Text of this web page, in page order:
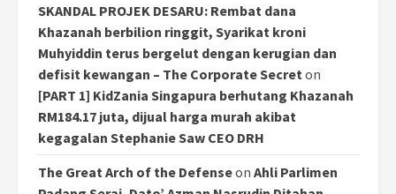
SKANDAL PROJEK DESARU: Rembat dana
Khazanah berbilion ringgit, Syarikat kroni
Muhyiddin terus bergelut dengan kerugian dan
defisit kewangan – The Corporate Secret on
[PART 1] KidZania Singapura berhutang Khazanah
RM184.17 juta, dijual harga murah akibat
kegagalan Stephanie Saw CEO DRH
The Great Arch of the Defenseon Ahli Parlimen